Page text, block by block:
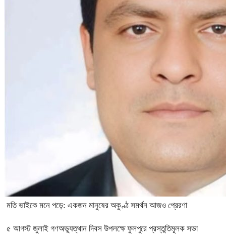
মতি ভাইকে মনে পড়ে: একজন মানুষের অকুণ্ঠ সমর্থন আজও প্রেরণা
৫ আগস্ট জুলাই গণঅভ্যুত্থান দিবস উপলক্ষে ফুলপুরে প্রস্তুতিমূলক সভা